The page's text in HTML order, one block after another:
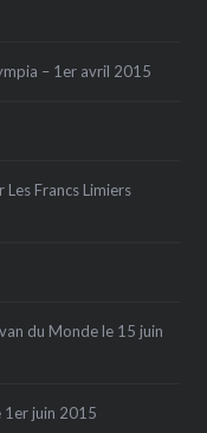
– 1er avril 2015
Francs Limiers
du Monde le 15 juin
1er juin 2015